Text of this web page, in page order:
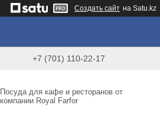
Создать сайт на Satu.kz
+7 (701) 110-22-17
Посуда для кафе и ресторанов от
компании Royal Farfor